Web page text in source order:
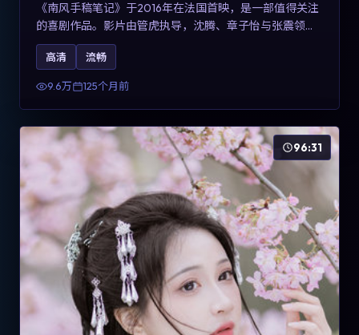
《南风手稿笔记》于2016年在法国首映，是一部值得关注
的喜剧作品。影片由管虎执导，沈腾、章子怡与张震领衔
出演。剧情通过回忆与现实交错呈现记忆的可塑性，整体
完成度高，适合希望了解法国喜剧类型创作的观众在线观
高清 流畅
9.6万 125个月前
96:31